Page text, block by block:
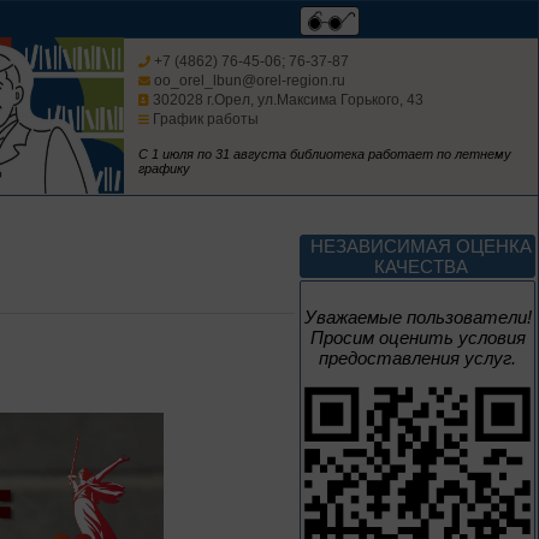
+7 (4862) 76-45-06; 76-37-87
oo_orel_lbun@orel-region.ru
302028 г.Орел, ул.Максима Горького, 43
График работы
С 1 июля по 31 августа библиотека работает по летнему
графику
НЕЗАВИСИМАЯ ОЦЕНКА
КАЧЕСТВА
Уважаемые пользователи!
Просим оценить условия
предоставления услуг.
Век Аполлинария
К 170-летию со дня рождения
Человек и природа
10 – 24 августа
Мгновения
95 лет со дня рождения
композитора Микаэла
Леоновича Таривердиева